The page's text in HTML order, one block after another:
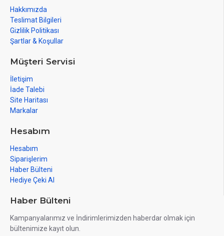
Hakkımızda
Teslimat Bilgileri
Gizlilik Politikası
Şartlar & Koşullar
Müşteri Servisi
İletişim
İade Talebi
Site Haritası
Markalar
Hesabım
Hesabım
Siparişlerim
Haber Bülteni
Hediye Çeki Al
Haber Bülteni
Kampanyalarımız ve İndirimlerimizden haberdar olmak için
bültenimize kayıt olun.